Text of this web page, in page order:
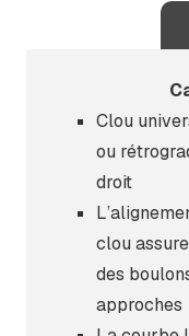
Clou
ou
droit
clou
des
approches